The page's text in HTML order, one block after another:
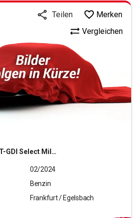
Mild-Hybrid 2WD (EURO 6d)
Vergleichen
Teilen Merken
02/2024
Benzin
Frankfurt / Egelsbach